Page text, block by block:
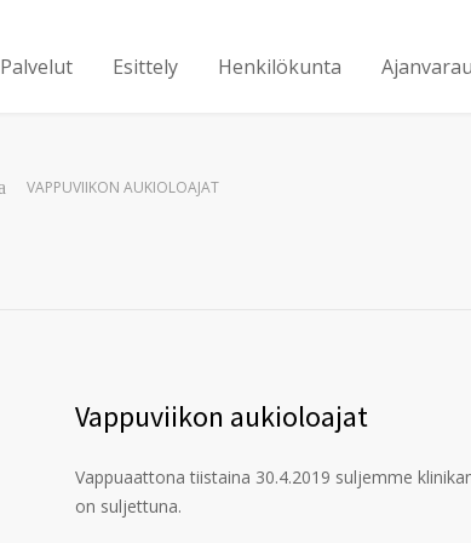
Palvelut Esittely Henkilökunta
VAPPUVIIKON AUKIOLOAJAT
Vappuviikon aukioloajat
Vappuaattona tiistaina 30.4.2019 suljemme
on suljettuna.